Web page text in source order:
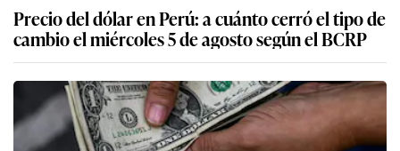
Precio del dólar en Perú: a cuánto cerró el tipo de
cambio el miércoles 5 de agosto según el BCRP